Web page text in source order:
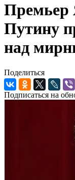
Премьер
Путину
над
Поделиться
Подписаться на